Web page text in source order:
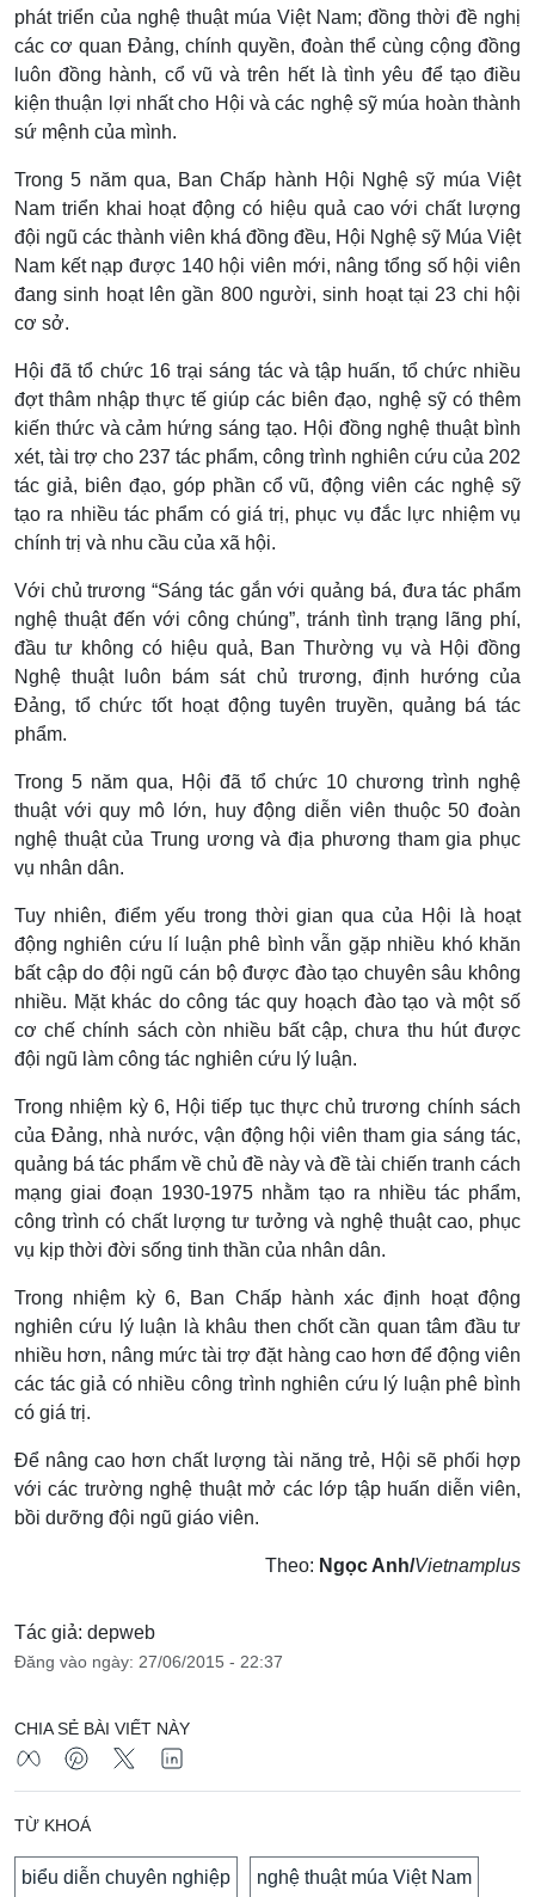
phát triển của nghệ thuật múa Việt Nam; đồng thời đề nghị
các cơ quan Đảng, chính quyền, đoàn thể cùng cộng đồng
luôn đồng hành, cổ vũ và trên hết là tình yêu để tạo điều
kiện thuận lợi nhất cho Hội và các nghệ sỹ múa hoàn thành
sứ mệnh của mình.
Trong 5 năm qua, Ban Chấp hành Hội Nghệ sỹ múa Việt
Nam triển khai hoạt động có hiệu quả cao với chất lượng
đội ngũ các thành viên khá đồng đều, Hội Nghệ sỹ Múa Việt
Nam kết nạp được 140 hội viên mới, nâng tổng số hội viên
đang sinh hoạt lên gần 800 người, sinh hoạt tại 23 chi hội
cơ sở.
Hội đã tổ chức 16 trại sáng tác và tập huấn, tổ chức nhiều
đợt thâm nhập thực tế giúp các biên đạo, nghệ sỹ có thêm
kiến thức và cảm hứng sáng tạo. Hội đồng nghệ thuật bình
xét, tài trợ cho 237 tác phẩm, công trình nghiên cứu của 202
tác giả, biên đạo, góp phần cổ vũ, động viên các nghệ sỹ
tạo ra nhiều tác phẩm có giá trị, phục vụ đắc lực nhiệm vụ
chính trị và nhu cầu của xã hội.
Với chủ trương “Sáng tác gắn với quảng bá, đưa tác phẩm
nghệ thuật đến với công chúng”, tránh tình trạng lãng phí,
đầu tư không có hiệu quả, Ban Thường vụ và Hội đồng
Nghệ thuật luôn bám sát chủ trương, định hướng của
Đảng, tổ chức tốt hoạt động tuyên truyền, quảng bá tác
phẩm.
Trong 5 năm qua, Hội đã tổ chức 10 chương trình nghệ
thuật với quy mô lớn, huy động diễn viên thuộc 50 đoàn
nghệ thuật của Trung ương và địa phương tham gia phục
vụ nhân dân.
Tuy nhiên, điểm yếu trong thời gian qua của Hội là hoạt
động nghiên cứu lí luận phê bình vẫn gặp nhiều khó khăn
bất cập do đội ngũ cán bộ được đào tạo chuyên sâu không
nhiều. Mặt khác do công tác quy hoạch đào tạo và một số
cơ chế chính sách còn nhiều bất cập, chưa thu hút được
đội ngũ làm công tác nghiên cứu lý luận.
Trong nhiệm kỳ 6, Hội tiếp tục thực chủ trương chính sách
của Đảng, nhà nước, vận động hội viên tham gia sáng tác,
quảng bá tác phẩm về chủ đề này và đề tài chiến tranh cách
mạng giai đoạn 1930-1975 nhằm tạo ra nhiều tác phẩm,
công trình có chất lượng tư tưởng và nghệ thuật cao, phục
vụ kịp thời đời sống tinh thần của nhân dân.
Trong nhiệm kỳ 6, Ban Chấp hành xác định hoạt động
nghiên cứu lý luận là khâu then chốt cần quan tâm đầu tư
nhiều hơn, nâng mức tài trợ đặt hàng cao hơn để động viên
các tác giả có nhiều công trình nghiên cứu lý luận phê bình
có giá trị.
Để nâng cao hơn chất lượng tài năng trẻ, Hội sẽ phối hợp
với các trường nghệ thuật mở các lớp tập huấn diễn viên,
bồi dưỡng đội ngũ giáo viên.
Theo: Ngọc Anh/Vietnamplus
Tác giả: depweb
Đăng vào ngày: 27/06/2015 - 22:37
CHIA SẺ BÀI VIẾT NÀY
TỪ KHOÁ
biểu diễn chuyên nghiệp nghệ thuật múa Việt Nam